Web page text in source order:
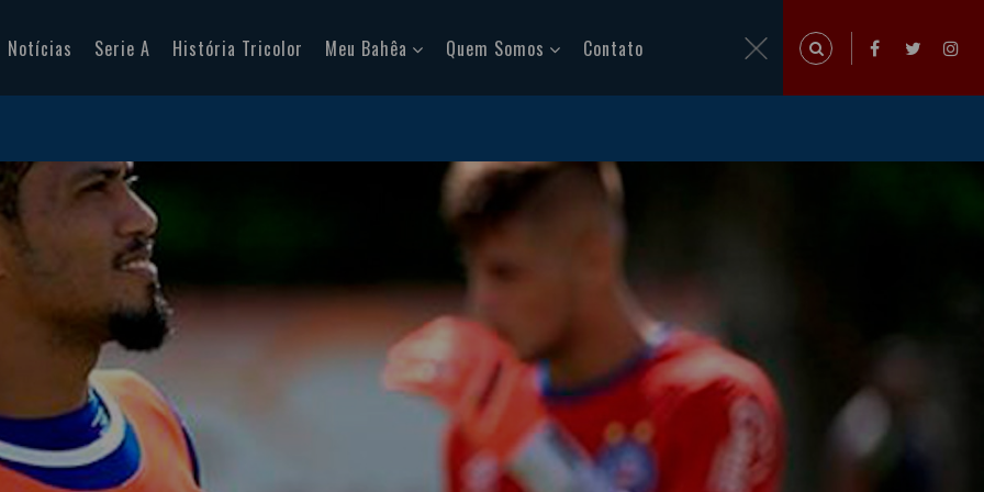
Notícias Serie A História Tricolor Meu Bahêa Quem Somos Contato